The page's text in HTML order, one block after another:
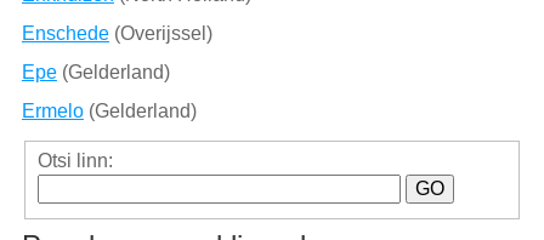
Enschede(Overijssel)
Epe(Gelderland)
Ermelo(Gelderland)
Otsi linn: